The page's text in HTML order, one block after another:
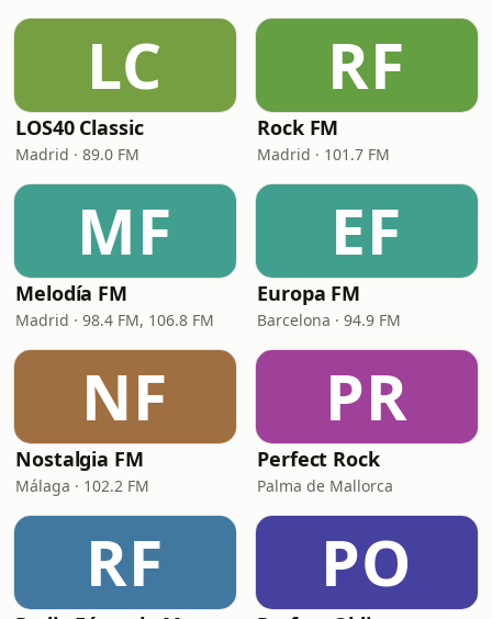
LC
LOS40 Classic
Madrid · 89.0 FM
RF
Rock FM
Madrid · 101.7 FM
MF
Melodía FM
Madrid · 98.4 FM, 106.8 FM
EF
Europa FM
Barcelona · 94.9 FM
NF
Nostalgia FM
Málaga · 102.2 FM
PR
Perfect Rock
Palma de Mallorca
RF PO